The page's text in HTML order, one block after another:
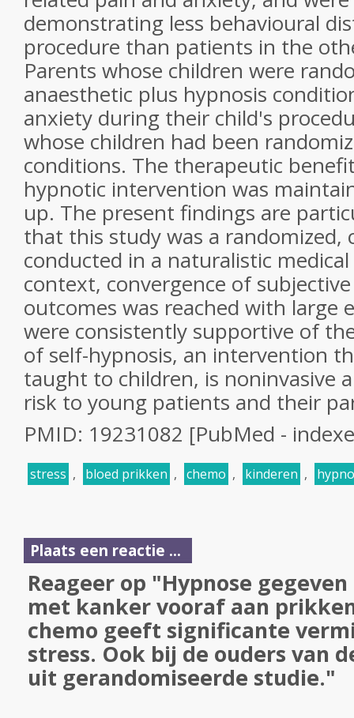
demonstrating less behavioural
procedure than patients in the
Parents whose children were
anaesthetic plus hypnosis
anxiety during their child's
whose children had been
conditions. The therapeutic
hypnotic intervention was
up. The present findings are
that this study was a randomized,
conducted in a naturalistic
context, convergence of
outcomes was reached with large
were consistently supportive of
of self-hypnosis, an intervention
taught to children, is noninvasive
risk to young patients and their
PMID: 19231082 [PubMed -
stress , bloed prikken , chemo , kinderen ,
Plaats een reactie ...
Reageer op "Hypnose
met kanker vooraf aan
chemo geeft significante
stress. Ook bij de ouders van
uit gerandomiseerde studie."